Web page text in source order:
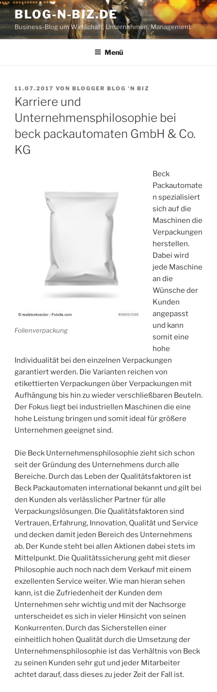
Zum
Inhalt
springen
BLOG-N-BIZ.DE
Business-Blog um Wirtschaft, Unternehmen, Management
Menü
VERÖFFENTLICHT
AM
11.07.2017 VON BLOGGER BLOG 'N BIZ
Karriere und
Unternehmensphilosophie bei
beck packautomaten GmbH & Co.
KG
Folienverpackung
Beck
Packautomate
n spezialisiert
sich auf die
Maschinen die
Verpackungen
herstellen.
Dabei wird
jede Maschine
an die
Wünsche der
Kunden
angepasst
und kann
somit eine
hohe
Individualität bei den einzelnen Verpackungen
garantiert werden. Die Varianten reichen von
etikettierten Verpackungen über Verpackungen mit
Aufhängung bis hin zu wieder verschließbaren Beuteln.
Der Fokus liegt bei industriellen Maschinen die eine
hohe Leistung bringen und somit ideal für größere
Unternehmen geeignet sind.
Die Beck Unternehmensphilosophie zieht sich schon
seit der Gründung des Unternehmens durch alle
Bereiche. Durch das Leben der Qualitätsfaktoren ist
Beck Packautomaten international bekannt und gilt bei
den Kunden als verlässlicher Partner für alle
Verpackungslösungen. Die Qualitätsfaktoren sind
Vertrauen, Erfahrung, Innovation, Qualität und Service
und decken damit jeden Bereich des Unternehmens
ab. Der Kunde steht bei allen Aktionen dabei stets im
Mittelpunkt. Die Qualitätssicherung geht mit dieser
Philosophie auch noch nach dem Verkauf mit einem
exzellenten Service weiter. Wie man hieran sehen
kann, ist die Zufriedenheit der Kunden dem
Unternehmen sehr wichtig und mit der Nachsorge
unterscheidet es sich in vieler Hinsicht von seinen
Konkurrenten. Durch das Sicherstellen einer
einheitlich hohen Qualität durch die Umsetzung der
Unternehmensphilosophie ist das Verhältnis von Beck
zu seinen Kunden sehr gut und jeder Mitarbeiter
achtet darauf, dass dieses zu jeder Zeit der Fall ist.